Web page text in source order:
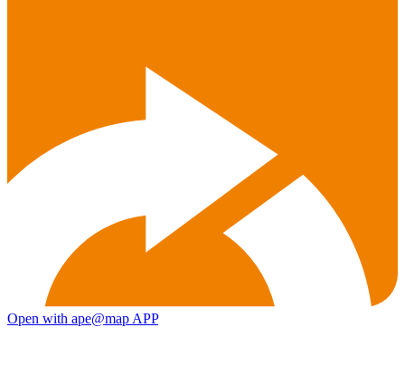
Open with ape@map APP